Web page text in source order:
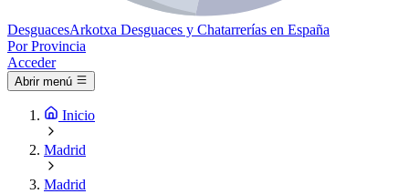
DesguacesArkotxa Desguaces y Chatarrerías en España
Por Provincia
Acceder
Abrir menú
Inicio
Madrid
Madrid